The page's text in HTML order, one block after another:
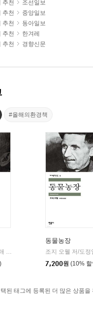
추천
조선일보
추천
중앙일보
추천
동아일보
추천
한겨레
추천 경향신문
#올해의환경책
헤르만 헤세 저/전영애 역
동물농장
조지 오웰 저/도정
7,200원 (10%
된 태그에 등록된 더 많은 상품을